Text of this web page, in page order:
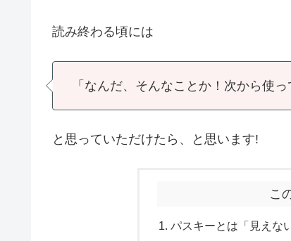
読み終わる頃には
「なんだ、そんなことか！次から使っ
と思っていただけたら、と思います!
こ
パスキーとは「見えな